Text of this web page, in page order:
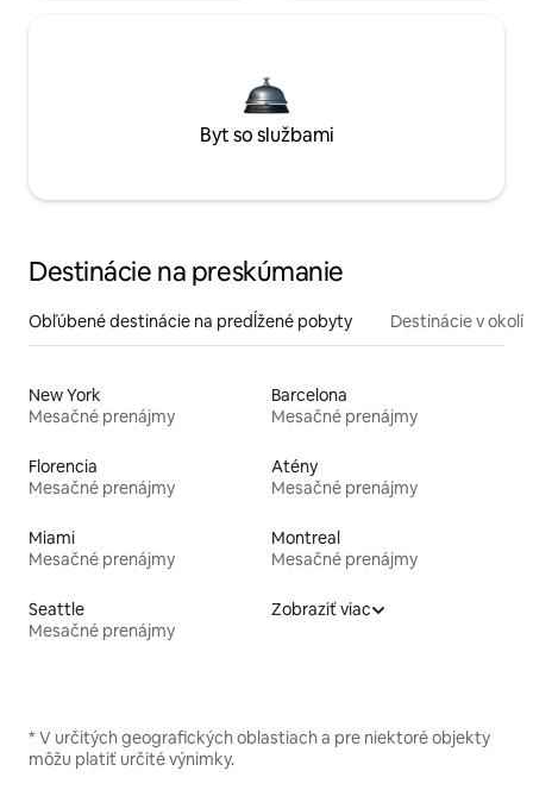
Byt so službami
Destinácie na preskúmanie
Obľúbené destinácie na predĺžené pobyty Destinácie v okolí
New York
Mesačné prenájmy
Barcelona
Mesačné prenájmy
Florencia
Mesačné prenájmy
Atény
Mesačné prenájmy
Miami
Mesačné prenájmy
Montreal
Mesačné prenájmy
Seattle
Mesačné prenájmy
Zobraziť viac
* V určitých geografických oblastiach a pre niektoré objekty
môžu platiť určité výnimky.